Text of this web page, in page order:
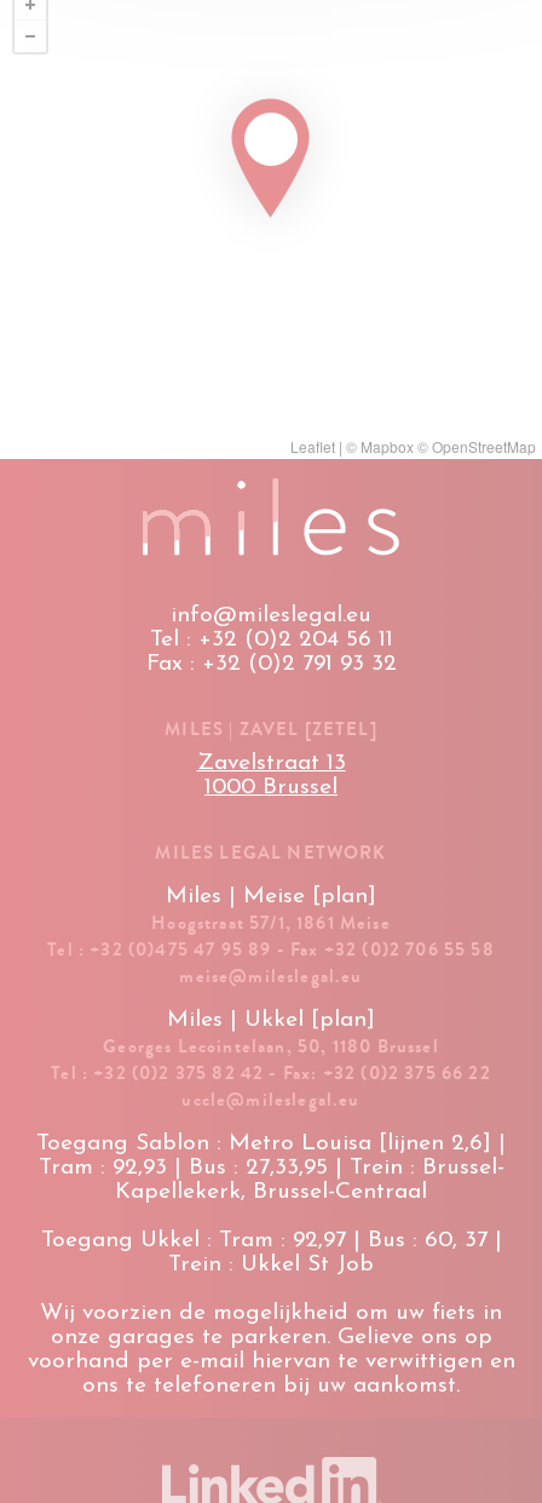
Leaflet | © Mapbox©OpenStreetMap
info@mileslegal.eu
Tel : +32 (0)2 204 56 11
Fax : +32 (0)2 791 93 32
MILES | ZAVEL [ZETEL]
Zavelstraat 13
1000 Brussel
MILES LEGAL NETWORK
Miles | Meise [plan]
Hoogstraat 57/1, 1861 Meise
Tel : +32 (0)475 47 95 89 - Fax +32 (0)2 706 55 58
meise@mileslegal.eu
Miles | Ukkel [plan]
Georges Lecointelaan, 50, 1180 Brussel
Tel : +32 (0)2 375 82 42 - Fax: +32 (0)2 375 66 22
uccle@mileslegal.eu
Toegang Sablon : Metro Louisa [lijnen 2,6] |
Tram : 92,93 | Bus : 27,33,95 | Trein : Brussel-
Kapellekerk, Brussel-Centraal
Toegang Ukkel : Tram : 92,97 | Bus : 60, 37 |
Trein : Ukkel St Job
Wij voorzien de mogelijkheid om uw fiets in
onze garages te parkeren. Gelieve ons op
voorhand per e-mail hiervan te verwittigen en
ons te telefoneren bij uw aankomst.